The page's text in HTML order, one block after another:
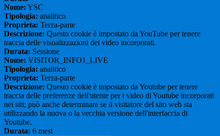
Nome: YSC
Tipologia: analitico
Proprieta: Terza-parte
Descrizione: Questo cookie è impostato da YouTube per tenere
traccia delle visualizzazioni dei video incorporati.
Durata: Sessione
Nome: VISITOR_INFO1_LIVE
Tipologia: analitico
Proprieta: Terza-parte
Descrizione: Questo cookie è impostato da Youtube per tenere
traccia delle preferenze dell'utente per i video di Youtube incorporati
nei siti; può anche determinare se il visitatore del sito web sta
utilizzando la nuova o la vecchia versione dell'interfaccia di
Youtube.
Durata: 6 mesi